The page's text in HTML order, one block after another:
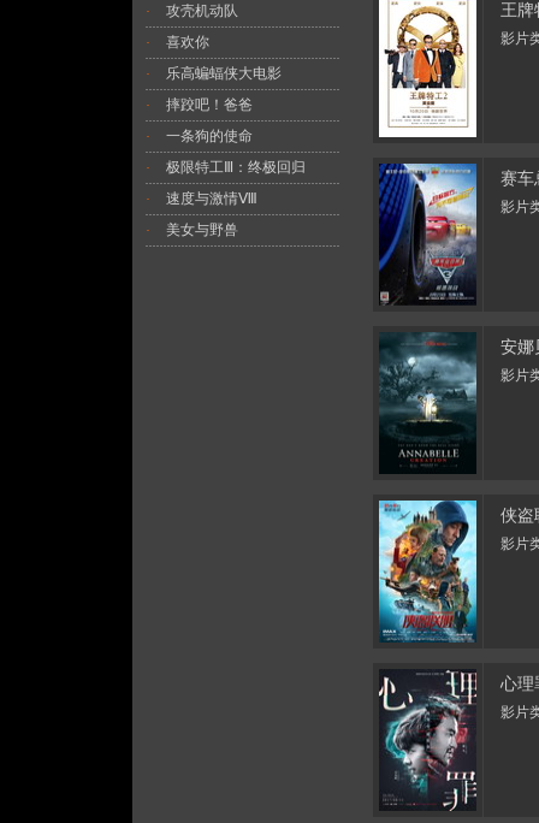
·
攻壳机动队
·
喜欢你
·
乐高蝙蝠侠大电影
·
摔跤吧！爸爸
·
一条狗的使命
·
极限特工Ⅲ：终极回归
·
速度与激情Ⅷ
·
美女与野兽
王牌
影片
赛车
影片
安娜
影片
侠盗
影片
心理
影片